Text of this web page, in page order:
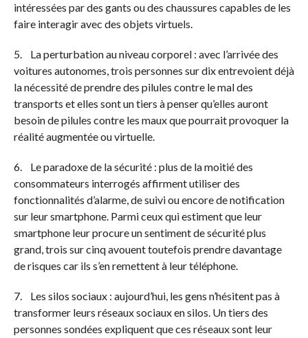
intéressées par des gants ou des chaussures capables de les
faire interagir avec des objets virtuels.
5. La perturbation au niveau corporel : avec l’arrivée des
voitures autonomes, trois personnes sur dix entrevoient déjà
la nécessité de prendre des pilules contre le mal des
transports et elles sont un tiers à penser qu’elles auront
besoin de pilules contre les maux que pourrait provoquer la
réalité augmentée ou virtuelle.
6. Le paradoxe de la sécurité : plus de la moitié des
consommateurs interrogés affirment utiliser des
fonctionnalités d’alarme, de suivi ou encore de notification
sur leur smartphone. Parmi ceux qui estiment que leur
smartphone leur procure un sentiment de sécurité plus
grand, trois sur cinq avouent toutefois prendre davantage
de risques car ils s’en remettent à leur téléphone.
7. Les silos sociaux : aujourd’hui, les gens n’hésitent pas à
transformer leurs réseaux sociaux en silos. Un tiers des
personnes sondées expliquent que ces réseaux sont leur